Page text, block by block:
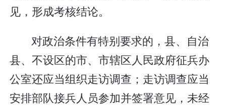
见，形成考核结论。
对政治条件有特别要求的，县、自治
县、不设区的市、市辖区人民政府征兵办
公室还应当组织走访调查；走访调查应当
安排部队接兵人员参加并签署意见，未经